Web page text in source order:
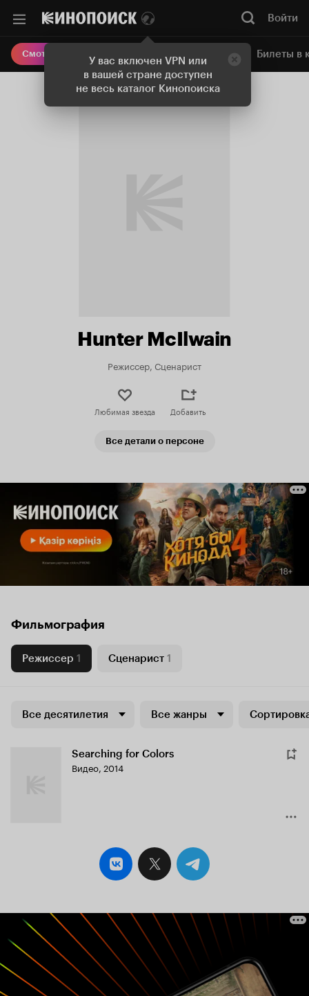
У вас включен VPN или
в вашей стране доступен
не весь каталог Кинопоиска
Войти
Смотреть кино Онлайн-кинотеатр Билеты в
Hunter McIlwain
Режиссер, Сценарист
Любимая звезда Добавить
Все детали о персоне
Фильмография
Режиссер 1 Сценарист 1
Все десятилетия Все жанры
Searching for Colors
Видео, 2014